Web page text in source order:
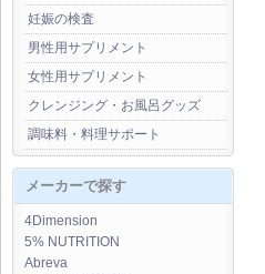
妊娠の検査
男性用サプリメント
女性用サプリメント
クレンジング・お風呂グッズ
調味料・料理サポート
メーカーで探す
4Dimension
5% NUTRITION
Abreva